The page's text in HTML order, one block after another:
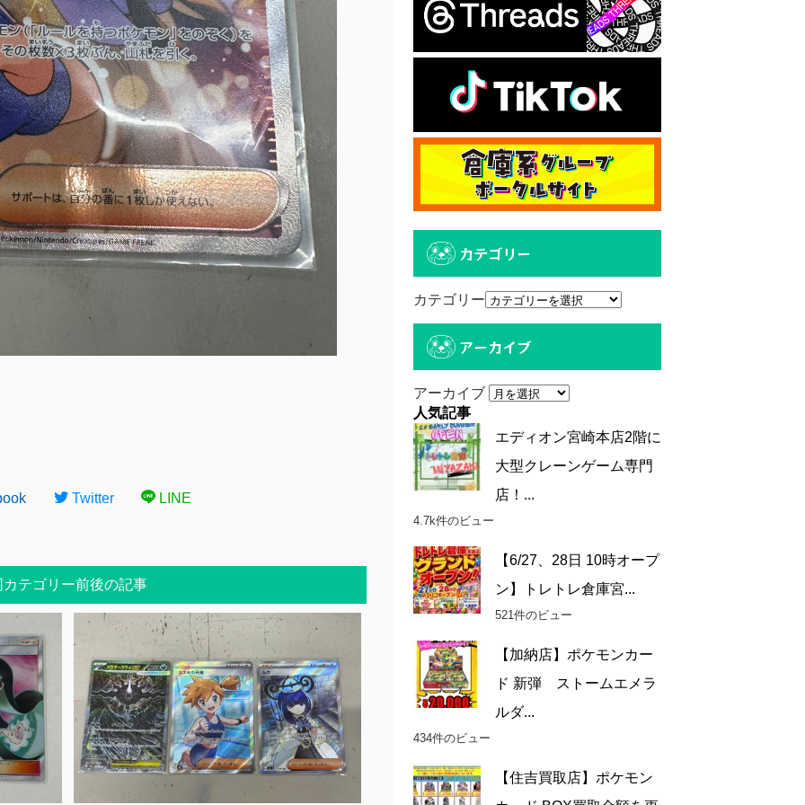
Twitter LINE
カテゴリー前後の記事
カテゴリー
カテゴリー
アーカイブ
アーカイブ
人気記事
エディオン宮崎本店2階に
大型クレーンゲーム専門
店！...
4.7k件のビュー
【6/27、28日 10時オープ
ン】トレトレ倉庫宮...
521件のビュー
【加納店】ポケモンカー
ド 新弾 ストームエメラ
ルダ...
434件のビュー
【住吉買取店】ポケモン